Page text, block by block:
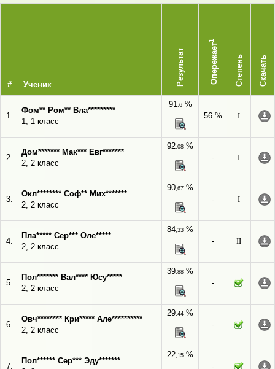
# Ученик Результат Опережает
1
Степень Скачать
1.
Фом** Ром** Вла*********
1, 1 класс
91,6%
56 %
I
2.
Дом******* Мак*** Евг*******
2, 2 класс
92,08 %
-
I
3.
Окл******** Соф** Мих*******
2, 2 класс
90,67 %
-
I
4.
Пла***** Сер*** Оле*****
2, 2 класс
84,33 %
-
II
5.
Пол******* Вал**** Юсу*****
2, 2 класс
39,88 %
-
6.
Овч******** Кри***** Але**********
2, 2 класс
29,44 %
-
7.
Пол****** Сер*** Эду*******
22,15 %
-